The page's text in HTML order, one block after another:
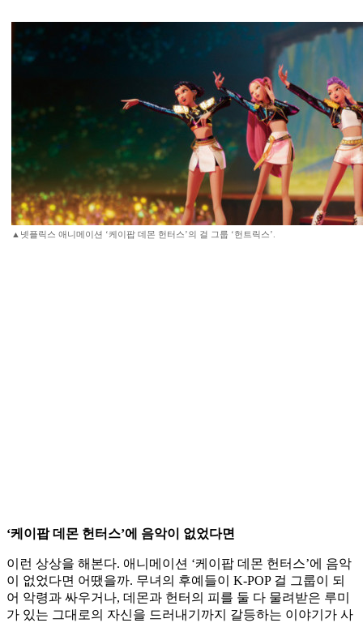
▲넷플릭스 애니메이션 ‘케이팝 데몬 헌터스’의 걸 그룹 ‘헌트릭스’.
‘케이팝 데몬 헌터스’에 음악이 없었다면
이런 상상을 해본다. 애니메이션 ‘케이팝 데몬 헌터스’에 음악
이 없었다면 어땠을까. 무녀의 후예들이 K-POP 걸 그룹이 되
어 악령과 싸우거나, 데몬과 헌터의 피를 둘 다 물려받은 루미
가 있는 그대로의 자신을 드러내기까지 갈등하는 이야기가 사